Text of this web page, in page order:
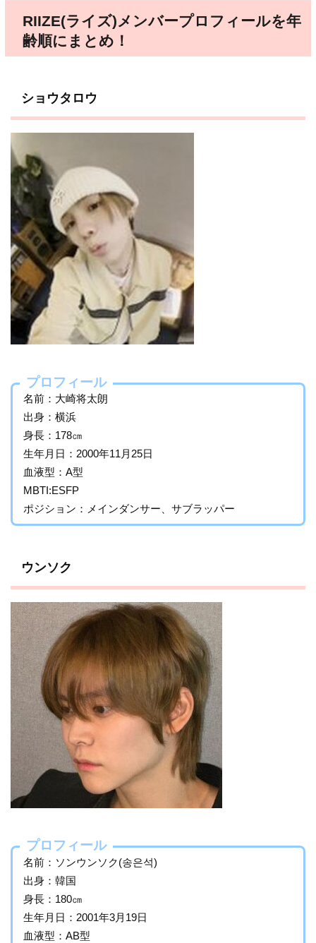
RIIZE(ライズ)メンバープロフィールを年
齢順にまとめ！
ショウタロウ
プロフィール
名前：大崎将太朗
出身：横浜
身長：178㎝
生年月日：2000年11月25日
血液型：A型
MBTI:ESFP
ポジション：メインダンサー、サブラッパー
ウンソク
プロフィール
名前：ソンウンソク(송은석)
出身：韓国
身長：180㎝
生年月日：2001年3月19日
血液型：AB型